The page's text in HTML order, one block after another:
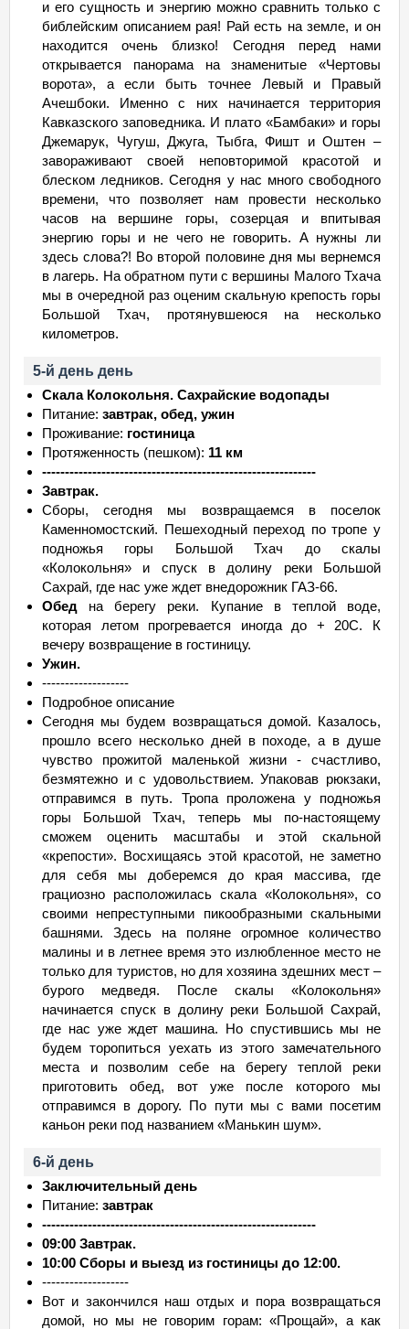
и его сущность и энергию можно сравнить только с
библейским описанием рая! Рай есть на земле, и он
находится очень близко! Сегодня перед нами
открывается панорама на знаменитые «Чертовы
ворота», а если быть точнее Левый и Правый
Ачешбоки. Именно с них начинается территория
Кавказского заповедника. И плато «Бамбаки» и горы
Джемарук, Чугуш, Джуга, Тыбга, Фишт и Оштен –
завораживают своей неповторимой красотой и
блеском ледников. Сегодня у нас много свободного
времени, что позволяет нам провести несколько
часов на вершине горы, созерцая и впитывая
энергию горы и не чего не говорить. А нужны ли
здесь слова?! Во второй половине дня мы вернемся
в лагерь. На обратном пути с вершины Малого Тхача
мы в очередной раз оценим скальную крепость горы
Большой Тхач, протянувшеюся на несколько
километров.
5-й день день
Скала Колокольня. Сахрайские водопады
Питание: завтрак, обед, ужин
Проживание: гостиница
Протяженность (пешком): 11 км
------------------------------------------------------------
Завтрак.
Сборы, сегодня мы возвращаемся в поселок
Каменномостский. Пешеходный переход по тропе у
подножья горы Большой Тхач до скалы
«Колокольня» и спуск в долину реки Большой
Сахрай, где нас уже ждет внедорожник ГАЗ-66.
Обед на берегу реки. Купание в теплой воде,
которая летом прогревается иногда до + 20С. К
вечеру возвращение в гостиницу.
Ужин.
-------------------
Подробное описание
Сегодня мы будем возвращаться домой. Казалось,
прошло всего несколько дней в походе, а в душе
чувство прожитой маленькой жизни - счастливо,
безмятежно и с удовольствием. Упаковав рюкзаки,
отправимся в путь. Тропа проложена у подножья
горы Большой Тхач, теперь мы по-настоящему
сможем оценить масштабы и этой скальной
«крепости». Восхищаясь этой красотой, не заметно
для себя мы доберемся до края массива, где
грациозно расположилась скала «Колокольня», со
своими непреступными пикообразными скальными
башнями. Здесь на поляне огромное количество
малины и в летнее время это излюбленное место не
только для туристов, но для хозяина здешних мест –
бурого медведя. После скалы «Колокольня»
начинается спуск в долину реки Большой Сахрай,
где нас уже ждет машина. Но спустившись мы не
будем торопиться уехать из этого замечательного
места и позволим себе на берегу теплой реки
приготовить обед, вот уже после которого мы
отправимся в дорогу. По пути мы с вами посетим
каньон реки под названием «Манькин шум».
6-й день
Заключительный день
Питание: завтрак
------------------------------------------------------------
09:00 Завтрак.
10:00 Сборы и выезд из гостиницы до 12:00.
-------------------
Вот и закончился наш отдых и пора возвращаться
домой, но мы не говорим горам: «Прощай», а как